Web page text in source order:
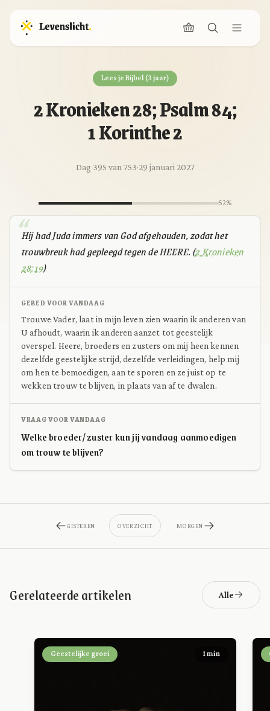
Lees je Bijbel (3 jaar)
2 Kronieken 28; Psalm 84;
1 Korinthe 2
Dag 395 van 753·29 januari 2027
52%
Hij had Juda immers van God afgehouden, zodat het
trouwbreuk had gepleegd tegen de HEERE. (2 Kronieken
28:19)
GEBED VOOR VANDAAG
Trouwe Vader, laat in mijn leven zien waarin ik anderen van
U afhoudt, waarin ik anderen aanzet tot geestelijk
overspel. Heere, broeders en zusters om mij heen kennen
dezelfde geestelijke strijd, dezelfde verleidingen, help mij
om hen te bemoedigen, aan te sporen en ze juist op te
wekken trouw te blijven, in plaats van af te dwalen.
VRAAG VOOR VANDAAG
Welke broeder/zuster kun jij vandaag aanmoedigen
om trouw te blijven?
GISTEREN OVERZICHT MORGEN
Gerelateerde artikelen Alle
Geestelijke groei 1 min